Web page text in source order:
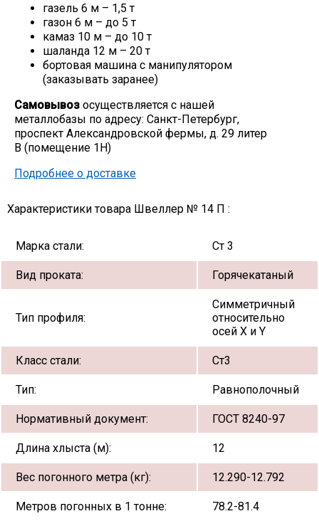
газель 6 м – 1,5 т
газон 6 м – до 5 т
камаз 10 м – до 10 т
шаланда 12 м – 20 т
бортовая машина с манипулятором
(заказывать заранее)
Самовывоз осуществляется с нашей
металлобазы по адресу: Санкт-Петербург,
проспект Александровской фермы, д. 29 литер
В (помещение 1Н)
Подробнее о доставке
Характеристики товара Швеллер № 14 П :
Марка стали: Ст 3
Вид проката: Горячекатаный
Тип профиля:
Симметричный
относительно
осей X и Y
Класс стали: Ст3
Тип: Равнополочный
Нормативный документ: ГОСТ 8240-97
Длина хлыста (м): 12
Вес погонного метра (кг): 12.290-12.792
Метров погонных в 1 тонне: 78.2-81.4